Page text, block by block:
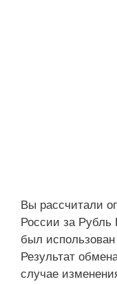
Вы рассчитали
России за
был
Результат
случае